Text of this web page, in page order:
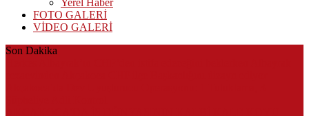
Yerel Haber
FOTO GALERİ
VİDEO GALERİ
Son Dakika